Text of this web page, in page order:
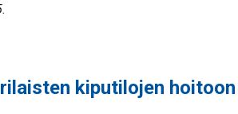
kiputilojen hoitoon